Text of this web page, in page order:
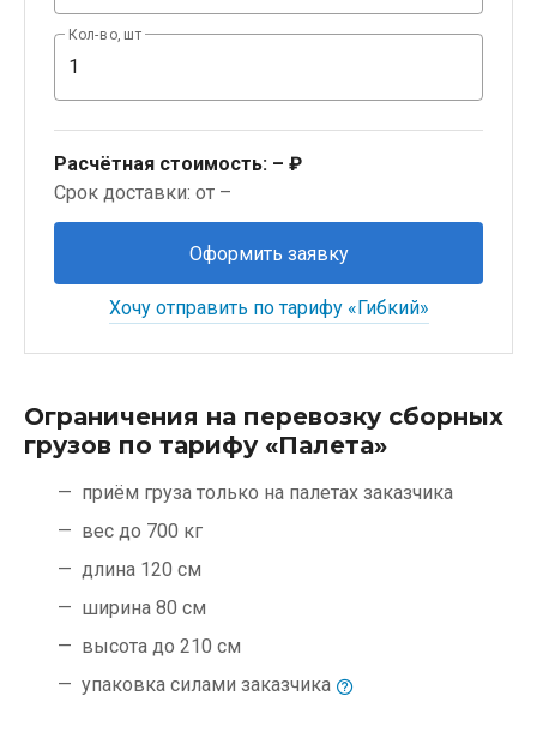
Кол-во, шт
Расчётная стоимость: – ₽
Срок доставки: от –
Оформить заявку
Хочу отправить по тарифу «Гибкий»
Ограничения на перевозку сборных
грузов по тарифу «Палета»
приём груза только на палетах заказчика
вес до 700 кг
длина 120 см
ширина 80 см
высота до 210 см
упаковка силами заказчика